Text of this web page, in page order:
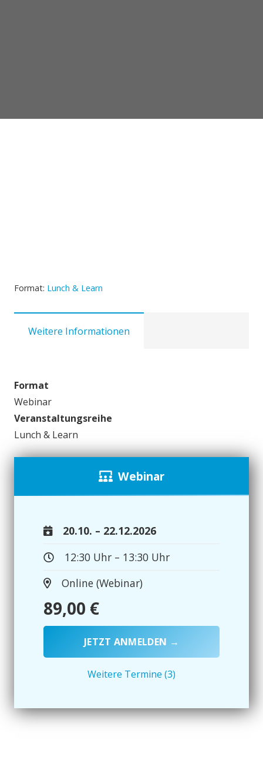
Format: Lunch & Learn
Weitere Informationen
Format
Webinar
Veranstaltungsreihe
Lunch & Learn
Webinar
20.10. – 22.12.2026
12:30 Uhr – 13:30 Uhr
Online (Webinar)
89,00 €
JETZT ANMELDEN →
Weitere Termine (3)